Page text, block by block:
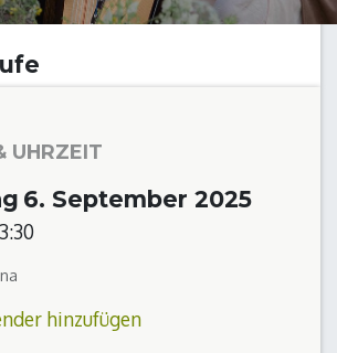
UHRZEIT
6. September 2025
hinzufügen